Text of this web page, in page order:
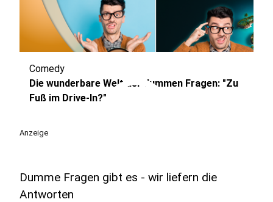
play_circle
Comedy
Die wunderbare Welt der dummen Fragen: "Zu
Fuß im Drive-In?"
Anzeige
Dumme Fragen gibt es - wir liefern die
Antworten